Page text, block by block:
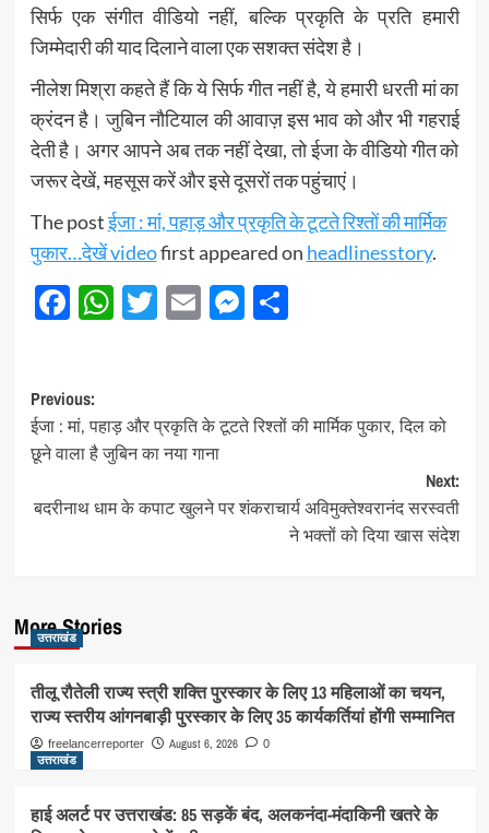
सिर्फ एक संगीत वीडियो नहीं, बल्कि प्रकृति के प्रति हमारी
जिम्मेदारी की याद दिलाने वाला एक सशक्त संदेश है।
नीलेश मिश्रा कहते हैं कि ये सिर्फ गीत नहीं है, ये हमारी धरती मां का
क्रंदन है। जुबिन नौटियाल की आवाज़ इस भाव को और भी गहराई
देती है। अगर आपने अब तक नहीं देखा, तो ईजा के वीडियो गीत को
जरूर देखें, महसूस करें और इसे दूसरों तक पहुंचाएं।
The postईजा : मां, पहाड़ और प्रकृति के टूटते रिश्तों की मार्मिक
पुकार…देखें videofirst appeared on headlinesstory.
Facebook
WhatsApp
Twitter
EmailMessenger
Share
Post
navigation
Previous:
ईजा : मां, पहाड़ और प्रकृति के टूटते रिश्तों की मार्मिक पुकार, दिल को
छूने वाला है जुबिन का नया गाना
Next:
बदरीनाथ धाम के कपाट खुलने पर शंकराचार्य अविमुक्तेश्वरानंद सरस्वती
ने भक्तों को दिया खास संदेश
More Stories
उत्तराखंड
तीलू रौतेली राज्य स्त्री शक्ति पुरस्कार के लिए 13 महिलाओं का चयन,
राज्य स्तरीय आंगनबाड़ी पुरस्कार के लिए 35 कार्यकर्तियां होंगी सम्मानित
freelancerreporter August 6, 2026 0
उत्तराखंड
हाई अलर्ट पर उत्तराखंड: 85 सड़कें बंद, अलकनंदा-मंदाकिनी खतरे के